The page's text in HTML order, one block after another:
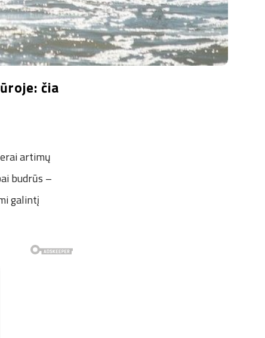
čia
artimų
budrūs –
galintį